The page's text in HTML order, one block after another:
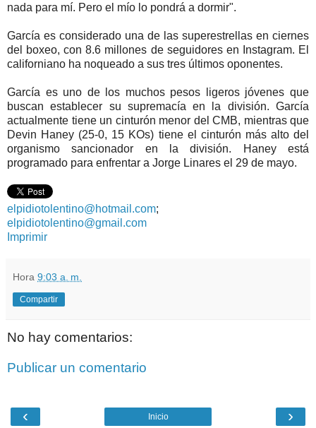
nada para mí. Pero el mío lo pondrá a dormir".
García es considerado una de las superestrellas en ciernes
del boxeo, con 8.6 millones de seguidores en Instagram. El
californiano ha noqueado a sus tres últimos oponentes.
García es uno de los muchos pesos ligeros jóvenes que
buscan establecer su supremacía en la división. García
actualmente tiene un cinturón menor del CMB, mientras que
Devin Haney (25-0, 15 KOs) tiene el cinturón más alto del
organismo sancionador en la división. Haney está
programado para enfrentar a Jorge Linares el 29 de mayo.
elpidiotolentino@hotmail.com;
elpidiotolentino@gmail.com
Imprimir
Hora 9:03 a. m.
Compartir
No hay comentarios:
Publicar un comentario
‹ ›
Inicio